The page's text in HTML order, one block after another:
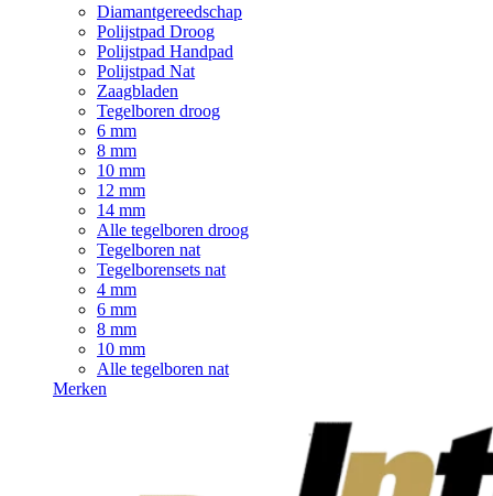
Diamantgereedschap
Polijstpad Droog
Polijstpad Handpad
Polijstpad Nat
Zaagbladen
Tegelboren droog
6 mm
8 mm
10 mm
12 mm
14 mm
Alle tegelboren droog
Tegelboren nat
Tegelborensets nat
4 mm
6 mm
8 mm
10 mm
Alle tegelboren nat
Merken